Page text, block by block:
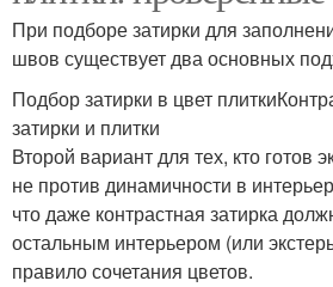
При подборе затирки для
швов существует два основных
Подбор затирки в цвет
затирки и плитки
Второй вариант для тех, кто готов
не против динамичности в
что даже контрастная затирка
остальным интерьером (или
правило сочетания цветов.